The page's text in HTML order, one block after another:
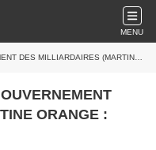
MENU
(MARTINE ORANGE : MEDIAPART)
ORANGE :